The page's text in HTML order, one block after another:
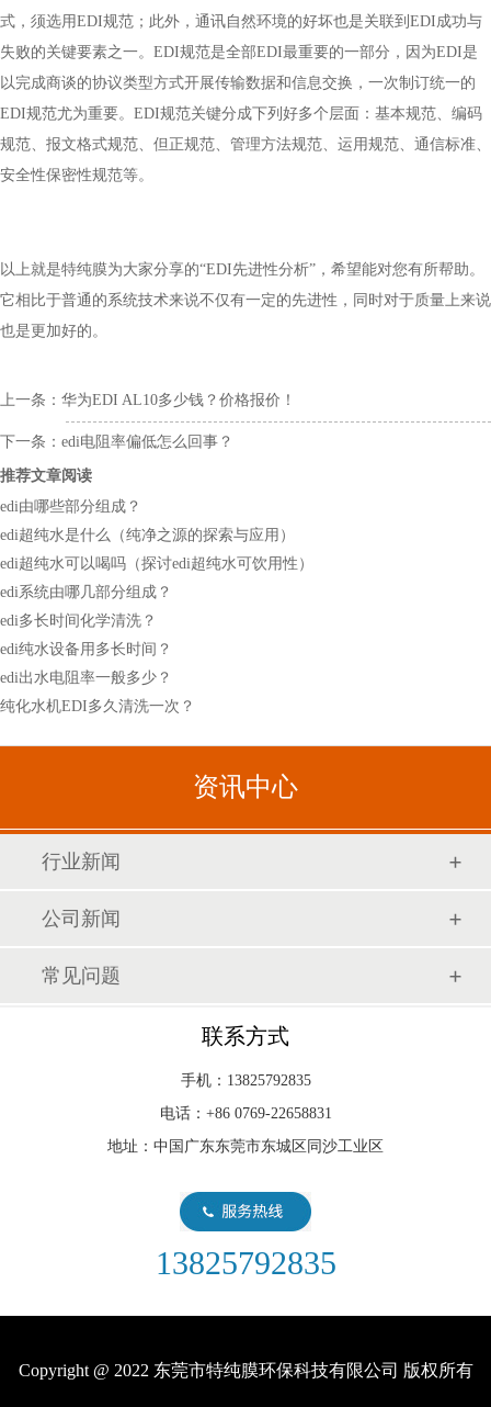
式，须选用EDI规范；此外，通讯自然环境的好坏也是关联到EDI成功与
失败的关键要素之一。EDI规范是全部EDI最重要的一部分，因为EDI是
以完成商谈的协议类型方式开展传输数据和信息交换，一次制订统一的
EDI规范尤为重要。EDI规范关键分成下列好多个层面：基本规范、编码
规范、报文格式规范、但正规范、管理方法规范、运用规范、通信标准、
安全性保密性规范等。
以上就是特纯膜为大家分享的“EDI先进性分析”，希望能对您有所帮助。
它相比于普通的系统技术来说不仅有一定的先进性，同时对于质量上来说
也是更加好的。
上一条： 华为EDI AL10多少钱？价格报价！
下一条： edi电阻率偏低怎么回事？
推荐文章阅读
edi由哪些部分组成？
edi超纯水是什么（纯净之源的探索与应用）
edi超纯水可以喝吗（探讨edi超纯水可饮用性）
edi系统由哪几部分组成？
edi多长时间化学清洗？
edi纯水设备用多长时间？
edi出水电阻率一般多少？
纯化水机EDI多久清洗一次？
资讯中心
行业新闻
公司新闻
常见问题
联系方式
手机：13825792835
电话：+86 0769-22658831
地址：中国广东东莞市东城区同沙工业区
13825792835
Copyright @ 2022 东莞市特纯膜环保科技有限公司 版权所有